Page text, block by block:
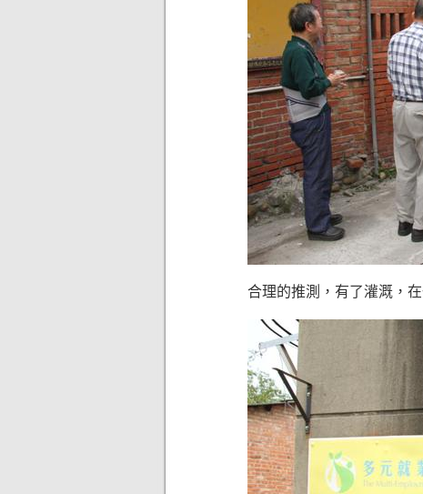
合理的推測，有了灌溉，